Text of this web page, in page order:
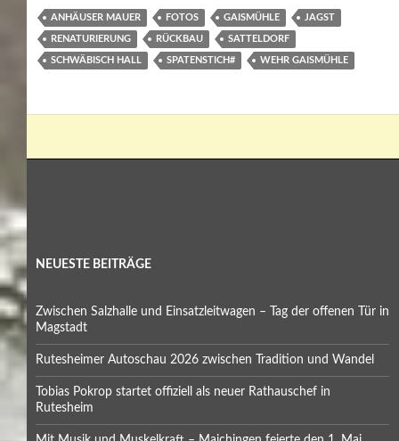
ANHÄUSER MAUER FOTOS GAISMÜHLE JAGST
RENATURIERUNG RÜCKBAU SATTELDORF
SCHWÄBISCH HALL SPATENSTICH# WEHR GAISMÜHLE
NEUESTE BEITRÄGE
Zwischen Salzhalle und Einsatzleitwagen – Tag der offenen Tür in
Magstadt
Rutesheimer Autoschau 2026 zwischen Tradition und Wandel
Tobias Pokrop startet offiziell als neuer Rathauschef in
Rutesheim